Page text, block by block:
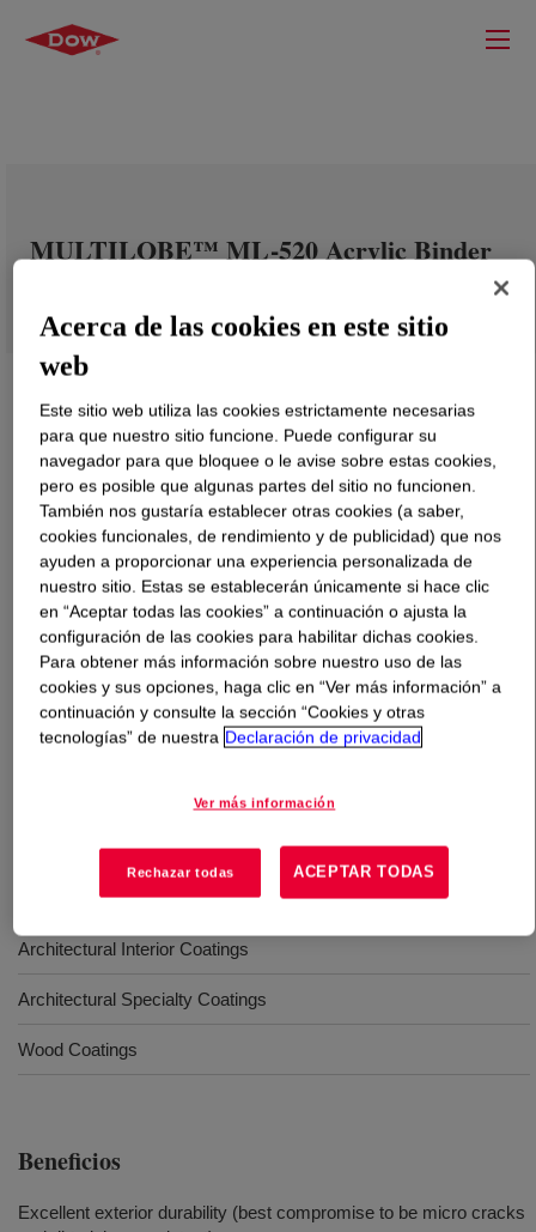
MULTILOBE™ ML-520 Acrylic Binder
Qué esMULTILOBE™ ML-520 Acrylic Binder?
Through its designed morphology providdes an optimal
combination of all-acrylic durability, film build, chalk
adhesion and minimized thickener/surfactant levels in
the paint formulation. It offers excellent value for exterior
Architectural Exterior Coatings
Architectural Interior Coatings
Architectural Specialty Coatings
Wood Coatings
Beneficios
Excellent exterior durability (best compromise to be micro cracks
Acerca de las cookies en este sitio
web
Este sitio web utiliza las cookies estrictamente necesarias
para que nuestro sitio funcione. Puede configurar su
navegador para que bloquee o le avise sobre estas cookies,
pero es posible que algunas partes del sitio no funcionen.
También nos gustaría establecer otras cookies (a saber,
cookies funcionales, de rendimiento y de publicidad) que nos
ayuden a proporcionar una experiencia personalizada de
nuestro sitio. Estas se establecerán únicamente si hace clic
en “Aceptar todas las cookies” a continuación o ajusta la
configuración de las cookies para habilitar dichas cookies.
Para obtener más información sobre nuestro uso de las
cookies y sus opciones, haga clic en “Ver más información” a
continuación y consulte la sección “Cookies y otras
tecnologías” de nuestra Declaración de privacidad
Ver más información
Rechazar todas ACEPTAR TODAS